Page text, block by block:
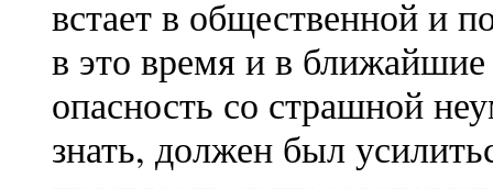
встает в общественной и
в это время и в
опасность со страшной
знать, должен был